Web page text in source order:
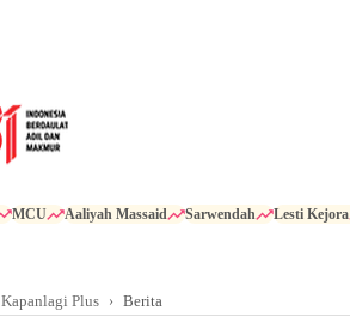
MCU Aaliyah Massaid Sarwendah Lesti Kejora
Kapanlagi Plus Berita